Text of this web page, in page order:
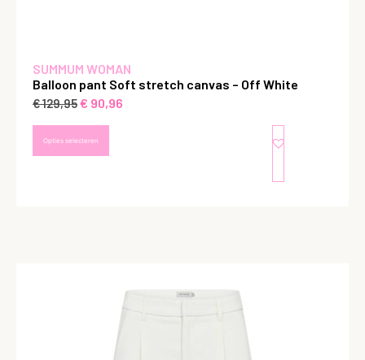
SUMMUM WOMAN
Balloon pant Soft stretch canvas – Off White
€129,95€ 90,96
Opties selecteren